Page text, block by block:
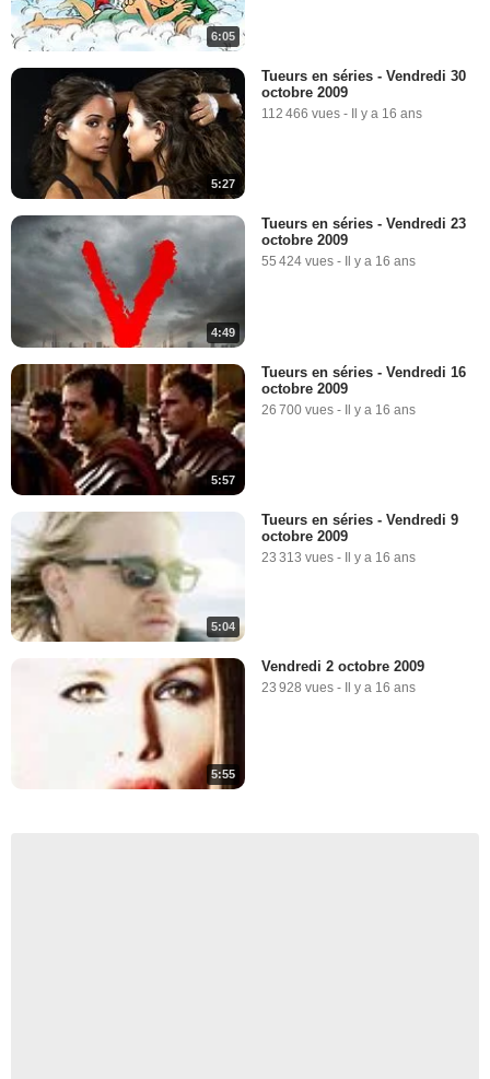
6:05
5:27
Tueurs en séries - Vendredi 30
octobre 2009
112 466 vues - Il y a 16 ans
4:49
Tueurs en séries - Vendredi 23
octobre 2009
55 424 vues - Il y a 16 ans
5:57
Tueurs en séries - Vendredi 16
octobre 2009
26 700 vues - Il y a 16 ans
5:04
Tueurs en séries - Vendredi 9
octobre 2009
23 313 vues - Il y a 16 ans
5:55
Vendredi 2 octobre 2009
23 928 vues - Il y a 16 ans